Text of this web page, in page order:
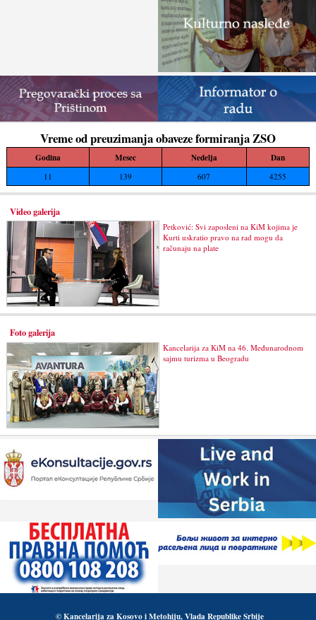
Vreme od preuzimanja obaveze formiranja ZSO
Godina Mesec Nedelja Dan
11 139 607 4255
Video galerija
Petković: Svi zaposleni na KiM kojima je
Kurti uskratio pravo na rad mogu da
računaju na plate
Foto galerija
Kancelarija za KiM na 46. Međunarodnom
sajmu turizma u Beogradu
© Kancelarija za Kosovo i Metohiju, Vlada Republike Srbije